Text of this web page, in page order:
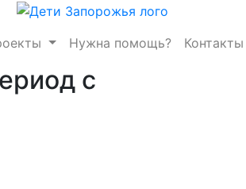
Нужна помощь? Контакты
с